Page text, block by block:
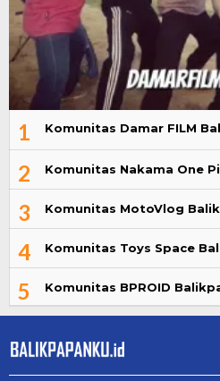
1 Komunitas Damar FILM
2 Komunitas Nakama One
3 Komunitas MotoVlog
4 Komunitas Toys Space
5 Komunitas BPROID